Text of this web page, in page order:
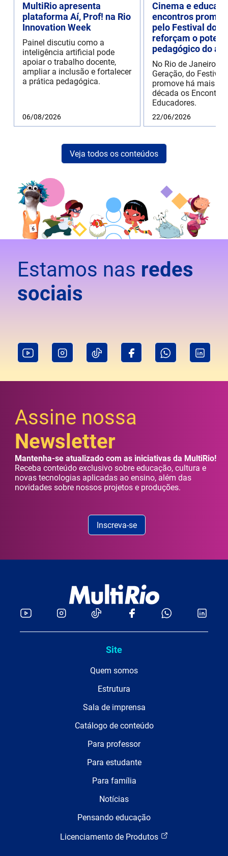
MultiRio apresenta
plataforma Aí, Prof! na Rio
Innovation Week
Painel discutiu como a
inteligência artificial pode
apoiar o trabalho docente,
ampliar a inclusão e fortalecer
a prática pedagógica.
06/08/2026
Cinema e
encontros
pelo Festival do
reforçam o
pedagógico do
No Rio de Janeiro, o
Geração, do Festival
promove há mais de
década os
Educadores.
22/06/2026
Veja todos os conteúdos
Estamos nas redes
sociais
Assine nossa
Newsletter
Mantenha-se atualizado com as iniciativas da MultiRio!
Receba conteúdo exclusivo sobre educação, cultura e
novas tecnologias aplicadas ao ensino, além das
novidades sobre nossos projetos e produções.
Inscreva-se
Site
Quem somos
Estrutura
Sala de imprensa
Catálogo de conteúdo
Para professor
Para estudante
Para família
Notícias
Pensando educação
Licenciamento de Produtos